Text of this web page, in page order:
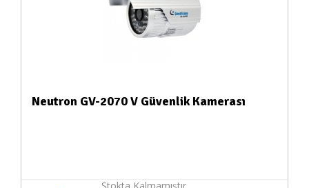
Neutron GV-2070 V Güvenlik Kamerası